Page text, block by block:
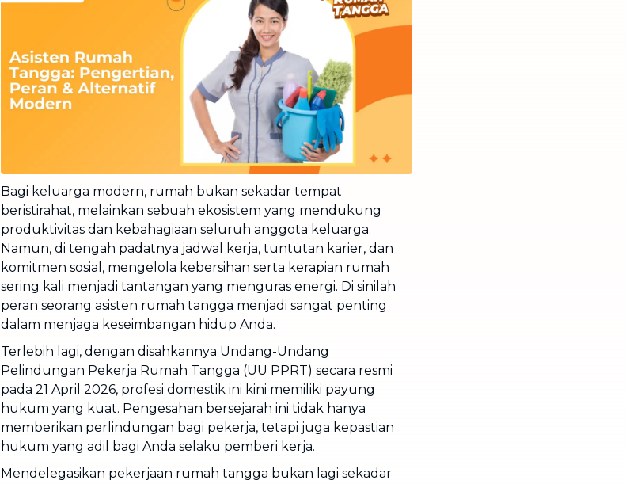
Cuci Sofa & Kasur
Layanan pembersihan sofa, kasur,
gorden, dan karpet profesional
Pindahan Rumah
Layanan pindahan dan relokasi
rumah secara menyeluruh
Bagi keluarga modern, rumah bukan sekadar tempat
beristirahat, melainkan sebuah ekosistem yang mendukung
produktivitas dan kebahagiaan seluruh anggota keluarga.
Namun, di tengah padatnya jadwal kerja, tuntutan karier, dan
komitmen sosial, mengelola kebersihan serta kerapian rumah
sering kali menjadi tantangan yang menguras energi. Di sinilah
peran seorang asisten rumah tangga menjadi sangat penting
dalam menjaga keseimbangan hidup Anda.
Terlebih lagi, dengan disahkannya Undang-Undang
Pelindungan Pekerja Rumah Tangga (UU PPRT) secara resmi
pada 21 April 2026, profesi domestik ini kini memiliki payung
hukum yang kuat. Pengesahan bersejarah ini tidak hanya
memberikan perlindungan bagi pekerja, tetapi juga kepastian
hukum yang adil bagi Anda selaku pemberi kerja.
Mendelegasikan pekerjaan rumah tangga bukan lagi sekadar